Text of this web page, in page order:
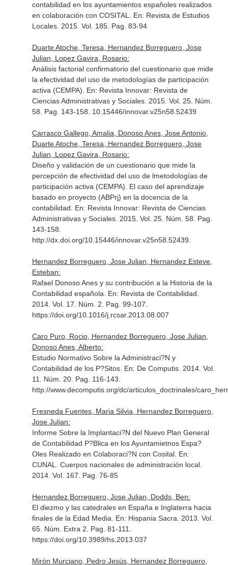
contabilidad en los ayuntamientos españoles realizados
en colaboración con COSITAL. En: Revista de Estudios
Locales. 2015. Vol. 185. Pag. 83-94
Duarte Atoche, Teresa, Hernandez Borreguero, Jose
Julian, Lopez Gavira, Rosario:
Análisis factorial confirmatorio del cuestionario que mide
la efectividad del uso de metodologías de participación
activa (CEMPA). En: Revista Innovar: Revista de
Ciencias Administrativas y Sociales. 2015. Vol. 25. Núm.
58. Pag. 143-158. 10.15446/innovar.v25n58.52439
Carrasco Gallego, Amalia, Donoso Anes, Jose Antonio,
Duarte Atoche, Teresa, Hernandez Borreguero, Jose
Julian, Lopez Gavira, Rosario:
Diseño y validación de un cuestionario que mide la
percepción de efectividad del uso de lmetodologías de
participación activa (CEMPA). El caso del aprendizaje
basado en proyecto (ABPrj) en la docencia de la
contabilidad. En: Revista Innovar: Revista de Ciencias
Administrativas y Sociales. 2015. Vol. 25. Núm. 58. Pag.
143-158.
http://dx.doi.org/10.15446/innovar.v25n58.52439.
Hernandez Borreguero, Jose Julian, Hernandez Esteve,
Esteban:
Rafael Donoso Anes y su contribución a la Historia de la
Contabilidad española. En: Revista de Contabilidad
2014. Vol. 17. Núm. 2. Pag. 99-107.
https://doi.org/10.1016/j.rcsar.2013.08.007
Caro Puro, Rocio, Hernandez Borreguero, Jose Julian,
Donoso Anes, Alberto:
Estudio Normativo Sobre la Administraci?N y
Contabilidad de los P?Sitos. En: De Computis. 2014. Vol.
11. Núm. 20. Pag. 116-143.
http://www.decomputis.org/dc/articulos_doctrinales/
Fresneda Fuentes, Maria Silvia, Hernandez Borreguero,
Jose Julian:
Informe Sobre la Implantaci?N del Nuevo Plan General
de Contabilidad P?Blica en los Ayuntamietnos Espa?
Oles Realizado en Colaboraci?N con Cosital. En:
CUNAL. Cuerpos nacionales de administración local.
2014. Vol. 167. Pag. 76-85
Hernandez Borreguero, Jose Julian, Dodds, Ben:
El diezmo y las catedrales en España e Inglaterra hacia
finales de la Edad Media. En: Hispania Sacra . 2013. Vol.
65. Núm. Extra 2. Pag. 81-111.
https://doi.org/10.3989/hs.2013.037
Mirón Murciano, Pedro Jesús, Hernandez Borreguero,